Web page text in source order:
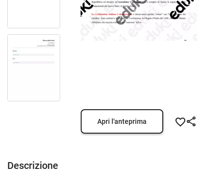
Apri l'anteprima
Descrizione